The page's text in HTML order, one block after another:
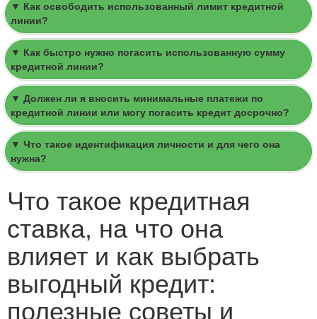
▼ Как освободить использованный лимит кредитной
линии?
▼ Как быстро нужно погасить использованную сумму
кредитной линии?
▼ Должен ли я вносить минимальные платежи по
кредитной линии или могу погасить кредит досрочно?
▼ Что такое идентификация личности и для чего она
нужна?
Что такое кредитная
ставка, на что она
влияет и как выбрать
выгодный кредит:
полезные советы и